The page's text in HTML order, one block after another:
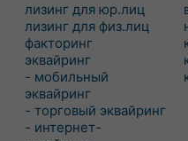
лизинг для юр.лиц
лизинг для физ.лиц
факторинг
эквайринг
- мобильный
эквайринг
- торговый эквайринг
- интернет-